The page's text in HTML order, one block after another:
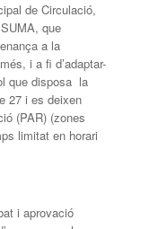
de Circulació,
que
a la
i a fi d’adaptar-
que disposa la
27 i es deixen
(PAR) (zones
limitat en horari
i aprovació